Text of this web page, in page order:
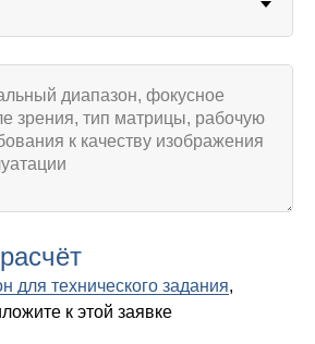
для технического задания,
к этой заявке